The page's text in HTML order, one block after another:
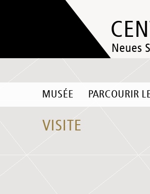
Neues
MUSÉE PARCOURIR
VISITE